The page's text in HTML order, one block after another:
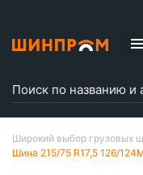
Широкий выбор грузовых
Шина 215/75 R17,5 126/